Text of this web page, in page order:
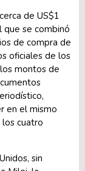
de US$1
que se combinó
de compra de
oficiales de los
montos de
en el mismo
cuatro
sin